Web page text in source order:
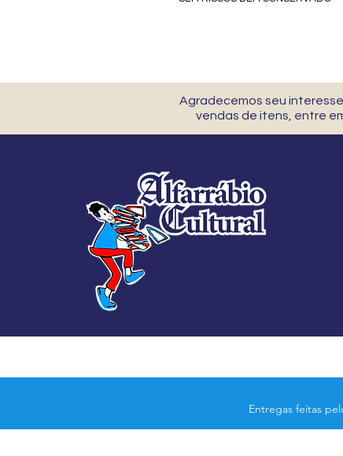
Agradecemos seu
vendas de itens, entre
Entregas feitas